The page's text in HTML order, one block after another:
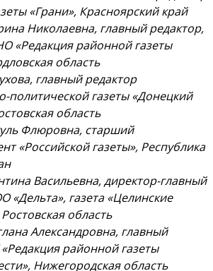
«Грани», Красноярский край
Николаевна, главный редактор,
«Редакция районной газеты
область
главный редактор
политической газеты «Донецкий
область
Флюровна, старший
«Российской газеты», Республика
Васильевна, директор-главный
«Дельта», газета «Целинские
область
Александровна, главный
районной газеты
Нижегородская область